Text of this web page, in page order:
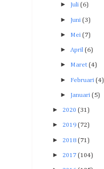
► Juli (6)
► Juni (3)
► Mei (7)
► April (6)
► Maret (4)
► Februari (4)
► Januari (5)
► 2020 (31)
► 2019 (72)
► 2018 (71)
► 2017 (104)